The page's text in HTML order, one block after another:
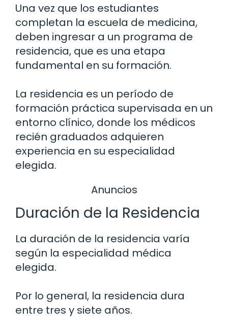
Una vez que los estudiantes
completan la escuela de medicina,
deben ingresar a un programa de
residencia, que es una etapa
fundamental en su formación.
La residencia es un período de
formación práctica supervisada en un
entorno clínico, donde los médicos
recién graduados adquieren
experiencia en su especialidad
elegida.
Anuncios
Duración de la Residencia
La duración de la residencia varía
según la especialidad médica
elegida.
Por lo general, la residencia dura
entre tres y siete años.